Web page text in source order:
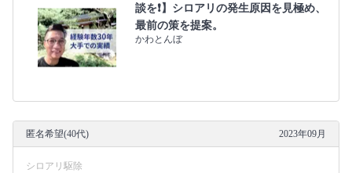
談を❗️】シロアリの発生原因を見極め、
最前の策を提案。
かわとんぼ
匿名希望(40代) 2023年09月
シロアリ駆除